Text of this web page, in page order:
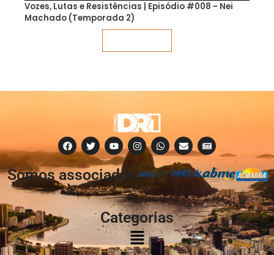
Vozes, Lutas e Resistências | Episódio #008 - Nei
Machado (Temporada 2)
Somos associados
à:
Categorias